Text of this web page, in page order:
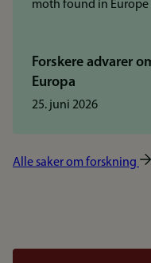
Forskere advarer
Europa
25. juni 2026
Alle saker om forskning